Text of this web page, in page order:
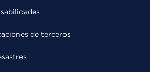
de terceros